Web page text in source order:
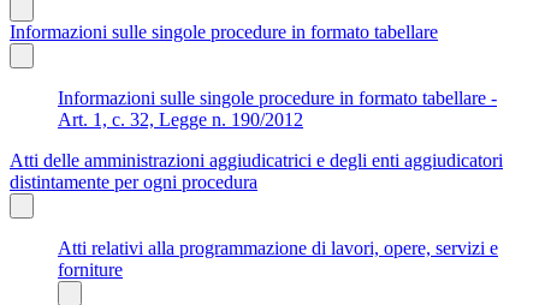
Informazioni sulle singole procedure in formato tabellare
Informazioni sulle singole procedure in formato tabellare -
Art. 1, c. 32, Legge n. 190/2012
Atti delle amministrazioni aggiudicatrici e degli enti aggiudicatori
distintamente per ogni procedura
Atti relativi alla programmazione di lavori, opere, servizi e
forniture